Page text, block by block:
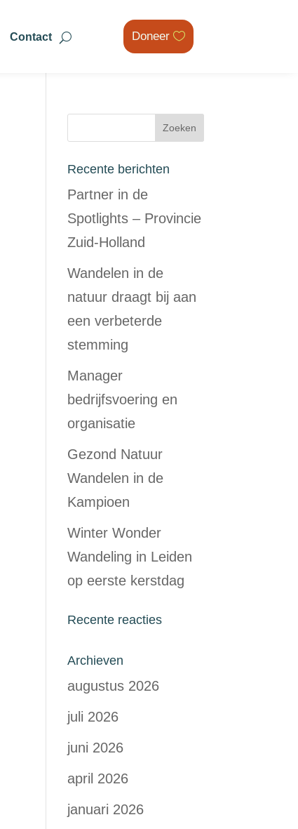
Contact Doneer
Recente berichten
Partner in de
Spotlights – Provincie
Zuid-Holland
Wandelen in de
natuur draagt bij aan
een verbeterde
stemming
Manager
bedrijfsvoering en
organisatie
Gezond Natuur
Wandelen in de
Kampioen
Winter Wonder
Wandeling in Leiden
op eerste kerstdag
Recente reacties
Archieven
augustus 2026
juli 2026
juni 2026
april 2026
januari 2026